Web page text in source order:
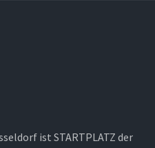
ist STARTPLATZ der